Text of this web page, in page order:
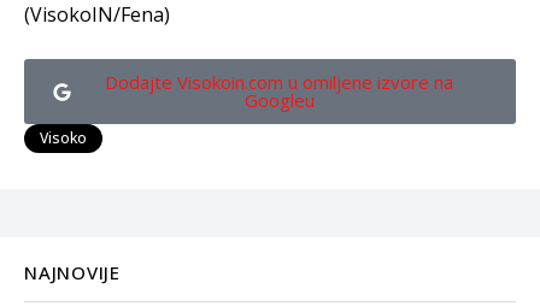
(VisokoIN/Fena)
Dodajte Visokoin.com u omiljene izvore na
Googleu
Visoko
NAJNOVIJE